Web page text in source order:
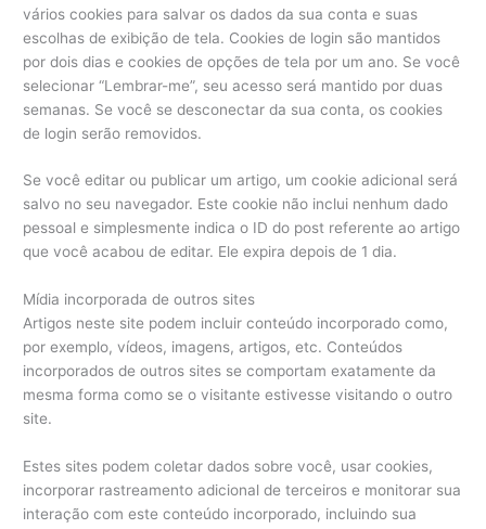
vários cookies para salvar os dados da sua conta e suas
escolhas de exibição de tela. Cookies de login são mantidos
por dois dias e cookies de opções de tela por um ano. Se você
selecionar “Lembrar-me”, seu acesso será mantido por duas
semanas. Se você se desconectar da sua conta, os cookies
de login serão removidos.
Se você editar ou publicar um artigo, um cookie adicional será
salvo no seu navegador. Este cookie não inclui nenhum dado
pessoal e simplesmente indica o ID do post referente ao artigo
que você acabou de editar. Ele expira depois de 1 dia.
Mídia incorporada de outros sites
Artigos neste site podem incluir conteúdo incorporado como,
por exemplo, vídeos, imagens, artigos, etc. Conteúdos
incorporados de outros sites se comportam exatamente da
mesma forma como se o visitante estivesse visitando o outro
site.
Estes sites podem coletar dados sobre você, usar cookies,
incorporar rastreamento adicional de terceiros e monitorar sua
interação com este conteúdo incorporado, incluindo sua